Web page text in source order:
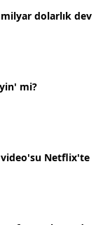
dolarlık dev
mi?
video'su Netflix'te